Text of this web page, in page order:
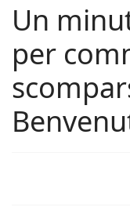
Un
per